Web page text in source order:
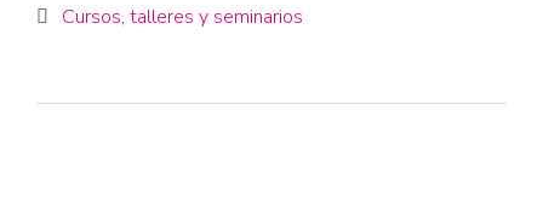
 Category
Cursos, talleres y seminarios